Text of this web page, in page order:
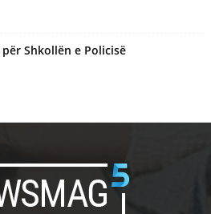
Shkollën e Policisë